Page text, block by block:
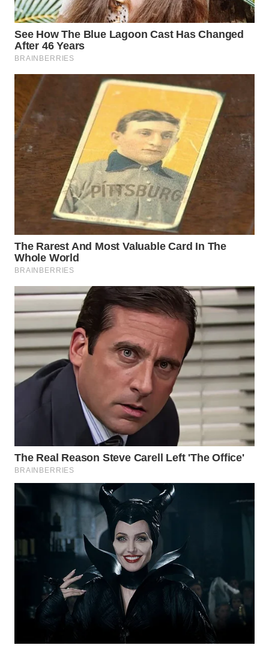
WN
SAMOSIR
WN
LAWAS
WN
SUMEDANG
WN
CIANJUR
WN
KEPULAUAN
WN
TANGERANG
WN
BINJAI
WN
CIREBON
WN
KUNINGAN
WN
MAJALENGKA
SUBANG
SUKABUMI
WN
PURWAKARTA